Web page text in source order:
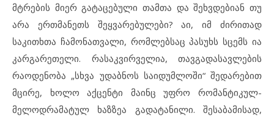
მტრების მიერ გატაცებული თამთა და შეხვდებიან თუ
არა ერთმანეთს შეყვარებულები? აი, იმ ძირითად
საკითხთა ჩამონათვალი, რომლებსაც პასუხს სცემს ია
კარგარეთელი. რასაკვირველია, თავგადასავლების
რაოდენობა „სხვა უდაბნოს საიდუმლოში“ შედარებით
მცირე, ხოლო აქცენტი მაინც უფრო რომანტიკულ-
მელოდრამატულ ხაზზეა გადატანილი. შესაბამისად,